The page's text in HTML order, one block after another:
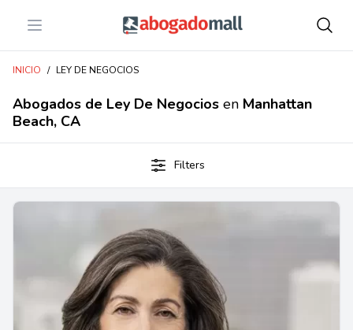
Open menu Abogadomall
INICIO / LEY DE NEGOCIOS
Abogados de Ley De Negocios en Manhattan
Beach, CA
Filters